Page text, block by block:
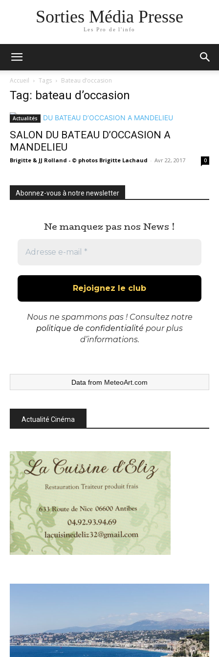
Sorties Média Presse
Les Pro de l'info
Accueil Tags Bateau d’occasion
Tag: bateau d’occasion
Actualités
SALON DU BATEAU D’OCCASION A
MANDELIEU
Brigitte & JJ Rolland - © photos Brigitte Lachaud - Avr 22, 2017 0
Abonnez-vous à notre newsletter
Ne manquez pas nos News !
Nous ne spammons pas ! Consultez notre
politique de confidentialité pour plus
d’informations.
Data from MeteoArt.com
Actualité Cinéma